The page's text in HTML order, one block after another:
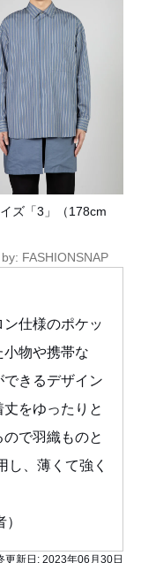
ズ「3」（178cm
FASHIONSNAP
仕様のポケッ
小物や携帯な
きるデザイン
をゆったりと
で羽織ものと
し、薄くて強く
更新日: 2023年06月30日